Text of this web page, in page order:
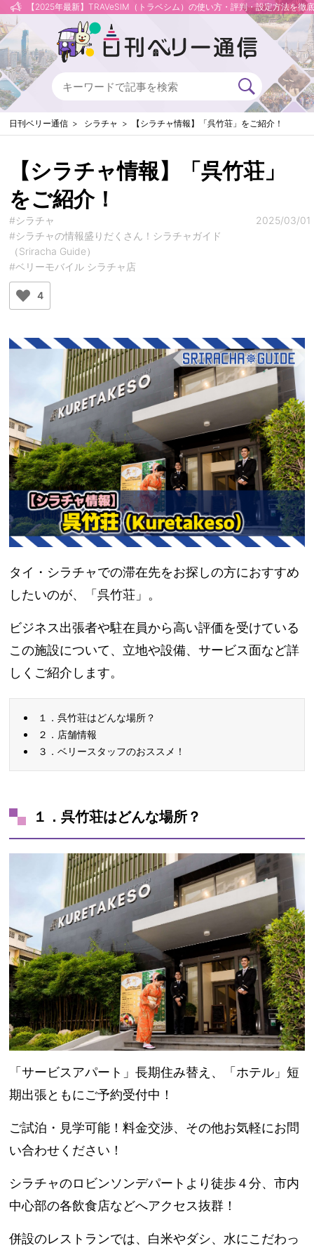
【2025年最新】TRAVeSIM（トラベシム）の使い方・評判・設定方法を徹
日刊ベリー通信 シラチャ 【シラチャ情報】「呉竹荘」をご紹介！
【シラチャ情報】「呉竹荘」
をご紹介！
#シラチャ
#シラチャの情報盛りだくさん！シラチャガイド
（Sriracha Guide）
#ベリーモバイル シラチャ店
2025/03/01
4
タイ・シラチャでの滞在先をお探しの方におすすめ
したいのが、「呉竹荘」。
ビジネス出張者や駐在員から高い評価を受けている
この施設について、立地や設備、サービス面など詳
しくご紹介します。
１．呉竹荘はどんな場所？
２．店舗情報
３．ベリースタッフのおススメ！
１．呉竹荘はどんな場所？
「サービスアパート」長期住み替え、「ホテル」短
期出張ともにご予約受付中！
ご試泊・見学可能！料金交渉、その他お気軽にお問
い合わせください！
シラチャのロビンソンデパートより徒歩４分、市内
中心部の各飲食店などへアクセス抜群！
併設のレストランでは、白米やダシ、水にこだわっ